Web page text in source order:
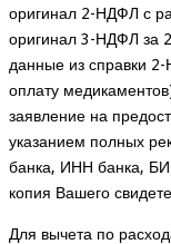
оригинал 2-НДФЛ с
оригинал 3-НДФЛ за
данные из справки
оплату
заявление на
указанием полных
банка, ИНН банка,
копия Вашего
Для вычета по